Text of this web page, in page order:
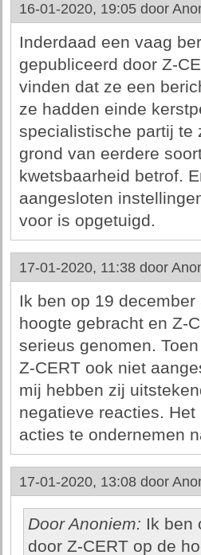
16-01-2020, 19:05 door
Inderdaad een vaag
gepubliceerd door Z-
vinden dat ze een
ze hadden einde
specialistische partij te
grond van eerdere
kwetsbaarheid betrof.
aangesloten
voor is opgetuigd.
17-01-2020, 11:38 door
Ik ben op 19
hoogte gebracht en Z-
serieus genomen.
Z-CERT ook niet
mij hebben zij
negatieve reacties.
acties te ondernemen
17-01-2020, 13:08 door
Door Anoniem: Ik ben
door Z-CERT op de